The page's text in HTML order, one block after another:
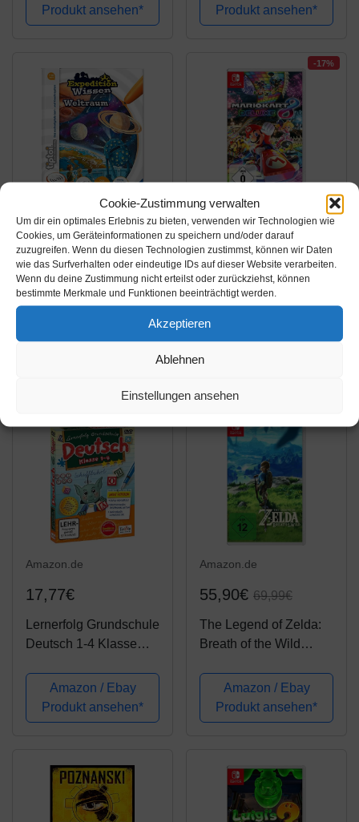
Cookie-Zustimmung verwalten
Um dir ein optimales Erlebnis zu bieten, verwenden wir Technologien wie
Cookies, um Geräteinformationen zu speichern und/oder darauf
zuzugreifen. Wenn du diesen Technologien zustimmst, können wir Daten
wie das Surfverhalten oder eindeutige IDs auf dieser Website verarbeiten.
Wenn du deine Zustimmung nicht erteilst oder zurückziehst, können
bestimmte Merkmale und Funktionen beeinträchtigt werden.
Akzeptieren
Ablehnen
Einstellungen ansehen
JahreProdukt ansehen* Produkt ansehen*
Amazon.de
18,14€
tiptoi® Weltraum
(tiptoi® Expedition
Amazon / Ebay
-17%
Amazon.de
49,62€ 59,99€
Mario Kart 8 Deluxe
[Nintendo Switch]
Amazon / Ebay
Amazon.de
17,77€
Lernerfolg Grundschule
Deutsch 1-4 Klasse
Amazon / Ebay
Produkt ansehen*
Amazon.de
55,90€ 69,99€
The Legend of Zelda:
Breath of the Wild
Amazon / Ebay
Produkt ansehen*